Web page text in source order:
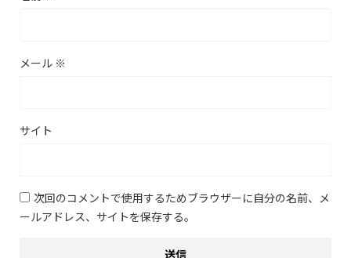
メール ※
サイト
次回のコメントで使用するためブラウザーに自分の名前、メ
ールアドレス、サイトを保存する。